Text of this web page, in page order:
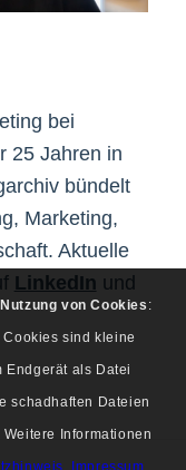
bei
25 Jahren in
bündelt
Marketing,
Aktuelle
LinkedIn und
von Cookies :
sind kleine
Endgerät als Datei
schadhaften Dateien
Informationen